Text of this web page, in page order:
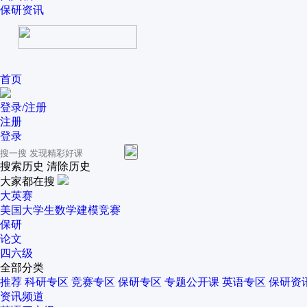
保研资讯
首页
登录/注册
注册
登录
搜索历史 清除历史
大家都在搜
大英赛
美国大学生数学建模竞赛
保研
论文
四六级
全部分类
推荐 科研专区 竞赛专区 保研专区 专题公开课 英语专区 保研资
资讯频道